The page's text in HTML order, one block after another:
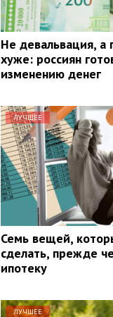
Не девальвация, а
хуже: россиян
изменению денег
ЛУЧШЕЕ
Семь вещей,
сделать, прежде
ипотеку
ЛУЧШЕЕ